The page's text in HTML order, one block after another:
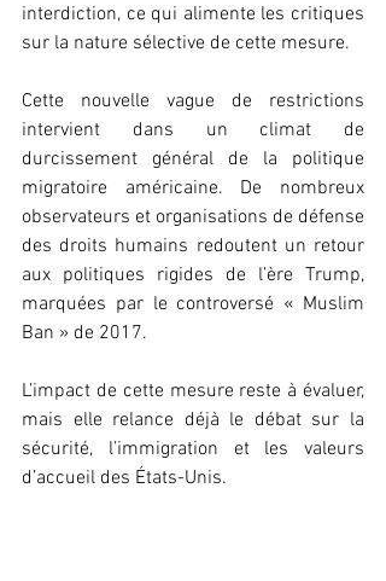
interdiction, ce qui alimente les critiques
sur la nature sélective de cette mesure.
Cette nouvelle vague de restrictions
intervient dans un climat de
durcissement général de la politique
migratoire américaine. De nombreux
observateurs et organisations de défense
des droits humains redoutent un retour
aux politiques rigides de l’ère Trump,
marquées par le controversé « Muslim
Ban » de 2017.
L’impact de cette mesure reste à évaluer,
mais elle relance déjà le débat sur la
sécurité, l’immigration et les valeurs
d’accueil des États-Unis.